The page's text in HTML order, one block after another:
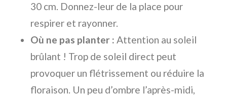
30 cm. Donnez-leur de la place pour
respirer et rayonner.
Où ne pas planter : Attention au soleil
brûlant ! Trop de soleil direct peut
provoquer un flétrissement ou réduire la
floraison. Un peu d’ombre l’après-midi,